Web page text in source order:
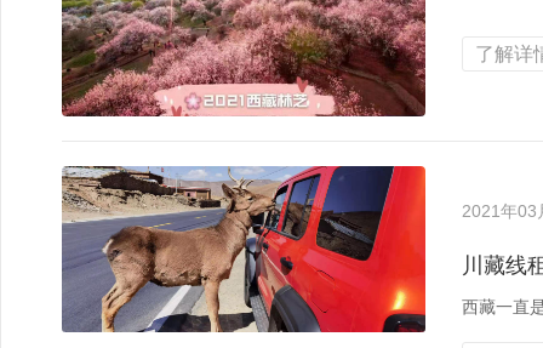
了解详
2021年03
川藏线
西藏一直